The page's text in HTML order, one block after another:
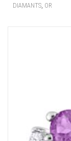
DIAMANTS, OR